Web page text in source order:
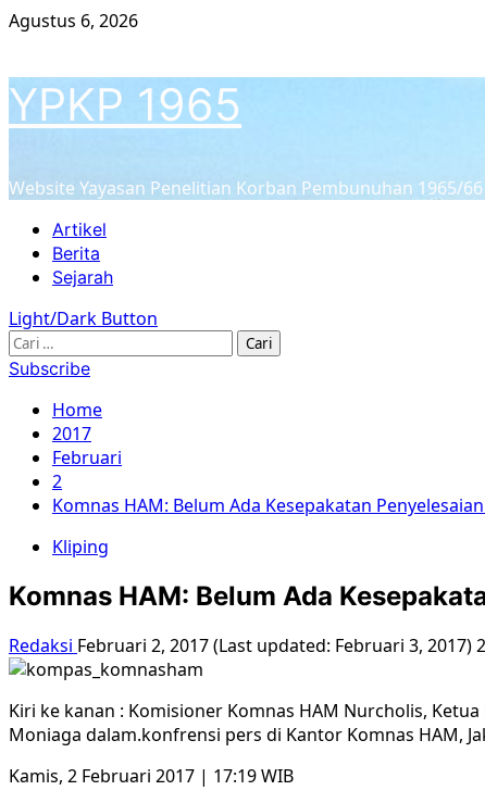
Skip
Agustus 6, 2026
YPKP 1965
Website Yayasan Penelitian Korban Pembunuhan 1965/66
Primary
Menu
Artikel
Berita
Sejarah
Light/Dark Button
Cari
untuk:
Subscribe
Home
2017
Februari
2
Komnas HAM: Belum Ada Kesepakatan
Kliping
Komnas HAM: Belum Ada
Redaksi Februari 2, 2017 (Last updated: Februari 3, 2017)
Kiri ke kanan : Komisioner Komnas HAM Nurcholis,
Moniaga dalam.konfrensi pers di Kantor Komnas HAM,
Kamis, 2 Februari 2017 | 17:19 WIB